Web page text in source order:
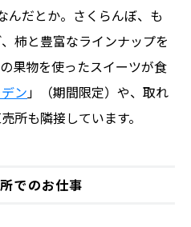
んだとか。さくらんぼ、も
柿と豊富なラインナップを
果物を使ったスイーツが食
ン」（期間限定）や、取れ
所も隣接しています。
でのお仕事